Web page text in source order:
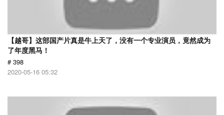
【越哥】这部国产片真是牛上天了，没有一个专业演员，竟然成为
了年度黑马！
# 398
2020-05-16 05:32